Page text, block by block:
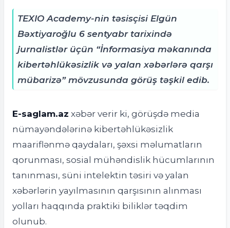
TEXIO Academy-nin təsisçisi Elgün
Bəxtiyaroğlu 6 sentyabr tarixində
jurnalistlər üçün “İnformasiya məkanında
kibertəhlükəsizlik və yalan xəbərlərə qarşı
mübarizə” mövzusunda görüş təşkil edib.
E-saglam.az xəbər verir ki, görüşdə media
nümayəndələrinə kibertəhlükəsizlik
maariflənmə qaydaları, şəxsi məlumatların
qorunması, sosial mühəndislik hücumlarının
tanınması, süni intelektin təsiri və yalan
xəbərlərin yayılmasının qarşısının alınması
yolları haqqında praktiki biliklər təqdim
olunub.